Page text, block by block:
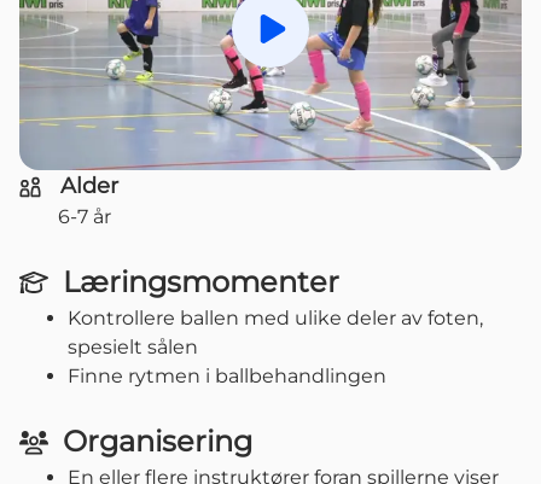
Spill av
Alder
6-7 år
Læringsmomenter
Kontrollere ballen med ulike deler av foten,
spesielt sålen
Finne rytmen i ballbehandlingen
Organisering
En eller flere instruktører foran spillerne viser